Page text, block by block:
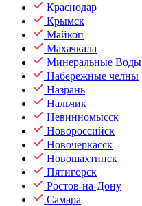
Краснодар
Крымск
Майкоп
Махачкала
Минеральные Воды
Набережные челны
Назрань
Нальчик
Невинномысск
Новороссийск
Новочеркасск
Новошахтинск
Пятигорск
Ростов-на-Дону
Самара